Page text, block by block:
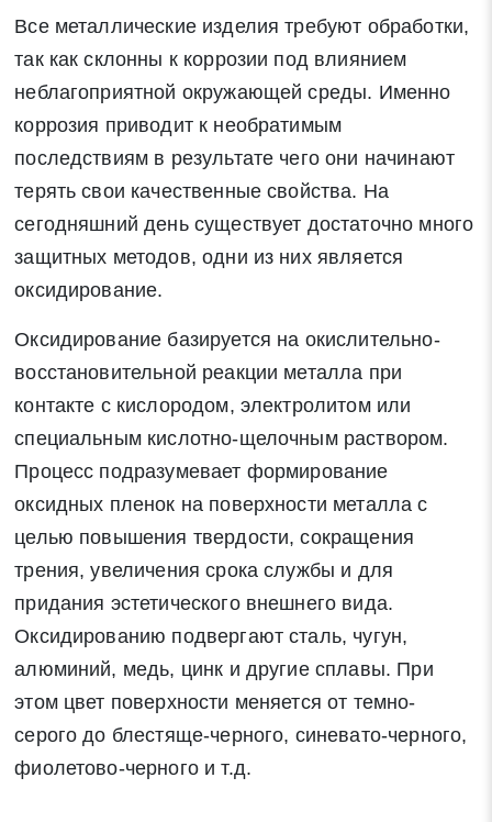
Все металлические изделия требуют обработки,
так как склонны к коррозии под влиянием
неблагоприятной окружающей среды. Именно
коррозия приводит к необратимым
последствиям в результате чего они начинают
терять свои качественные свойства. На
сегодняшний день существует достаточно много
защитных методов, одни из них является
оксидирование.
Оксидирование базируется на окислительно-
восстановительной реакции металла при
контакте с кислородом, электролитом или
специальным кислотно-щелочным раствором.
Процесс подразумевает формирование
оксидных пленок на поверхности металла с
целью повышения твердости, сокращения
трения, увеличения срока службы и для
придания эстетического внешнего вида.
Оксидированию подвергают сталь, чугун,
алюминий, медь, цинк и другие сплавы. При
этом цвет поверхности меняется от темно-
серого до блестяще-черного, синевато-черного,
фиолетово-черного и т.д.